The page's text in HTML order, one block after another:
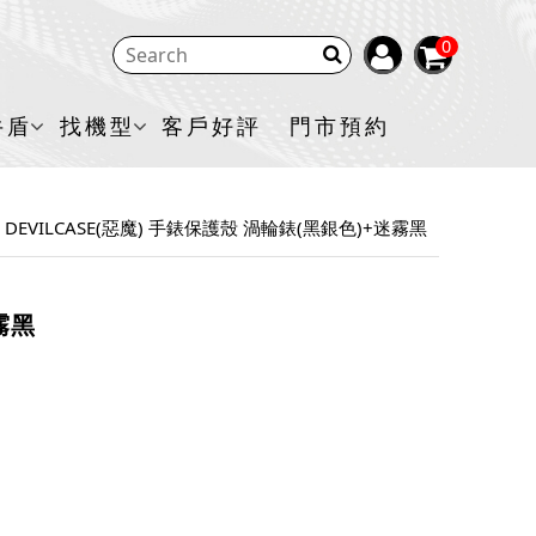
0
盾 找機型 客戶好評 門市預約
DEVILCASE(惡魔) 手錶保護殼 渦輪錶(黑銀色)+迷霧黑
黑